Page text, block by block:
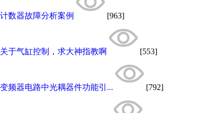
计数器故障分析案例 [963]
关于气缸控制，求大神指教啊 [553]
变频器电路中光耦器件功能引... [792]